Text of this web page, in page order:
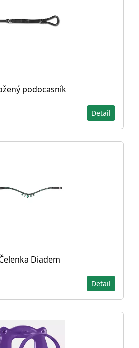
podocasník
Detail
Diadem
Detail